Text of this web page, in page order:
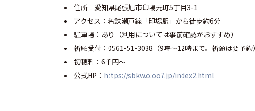
住所：愛知県尾張旭市印場元町5丁目3-1
アクセス：名鉄瀬戸線「印場駅」から徒歩約6分
駐車場：あり（利用については事前確認がおすすめ）
祈願受付：0561-51-3038（9時～12時まで。祈願は要予約）
初穂料：6千円～
公式HP： https://sbkw.o.oo7.jp/index2.html